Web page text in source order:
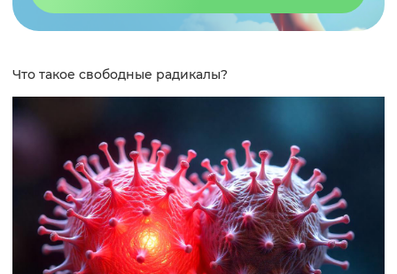
Что такое свободные радикалы?